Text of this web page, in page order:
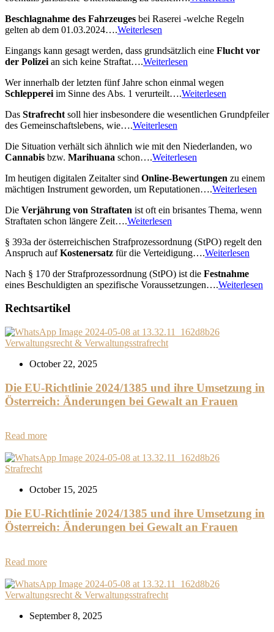
Beschlagnahme des Fahrzeuges bei Raserei -welche Regeln
gelten ab dem 01.03.2024….Weiterlesen
Eingangs kann gesagt werden, dass grundsätzlich eine Flucht vor
der Polizei an sich keine Straftat….Weiterlesen
Wer innerhalb der letzten fünf Jahre schon einmal wegen
Schlepperei im Sinne des Abs. 1 verurteilt….Weiterlesen
Das Strafrecht soll hier insbesondere die wesentlichen Grundpfeiler
des Gemeinschaftslebens, wie….Weiterlesen
Die Situation verhält sich ähnlich wie mit den Niederlanden, wo
Cannabis bzw. Marihuana schon….Weiterlesen
Im heutigen digitalen Zeitalter sind Online-Bewertungen zu einem
mächtigen Instrument geworden, um Reputationen….Weiterlesen
Die Verjährung von Straftaten ist oft ein brisantes Thema, wenn
Straftaten schon längere Zeit….Weiterlesen
§ 393a der österreichischen Strafprozessordnung (StPO) regelt den
Anspruch aufKostenersatz für die Verteidigung….Weiterlesen
Nach § 170 der Strafprozessordnung (StPO) ist die Festnahme
eines Beschuldigten an spezifische Voraussetzungen….Weiterlesen
Rechtsartikel
Verwaltungsrecht & Verwaltungsstrafrecht
October 22, 2025
Die EU-Richtlinie 2024/1385 und ihre Umsetzung in
Österreich: Änderungen bei Gewalt an Frauen
Read more
Strafrecht
October 15, 2025
Die EU-Richtlinie 2024/1385 und ihre Umsetzung in
Österreich: Änderungen bei Gewalt an Frauen
Read more
Verwaltungsrecht & Verwaltungsstrafrecht
September 8, 2025